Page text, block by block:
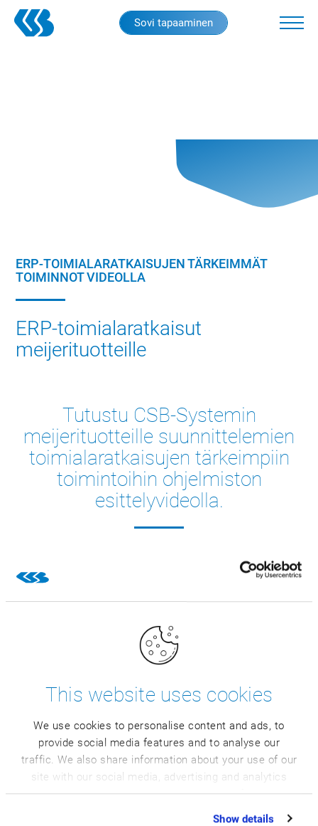
This website uses cookies
We use cookies to personalise content and ads, to
provide social media features and to analyse our
traffic. We also share information about your use of our
site with our social media, advertising and analytics
partners who may combine it with other information
that you’ve provided to them or that they’ve collected
Show details
Skip
Sovi tapaaminen
ERP-TOIMIALARATKAISUJEN TÄRKEIMMÄT
TOIMINNOT VIDEOLLA
ERP-toimialaratkaisut
meijerituotteille
Tutustu CSB-Systemin
meijerituotteille suunnittelemien
toimialaratkaisujen tärkeimpiin
toimintoihin ohjelmiston
esittelyvideolla.
suunnittelemamme toimialakohtainen ERP-järjestelmä
tuottajanselvitysjärjestelmä ja maitorahatilitys, jäljitys,
kustannuslaskenta, tuotelaskelma ja monet muut,
toimivat.